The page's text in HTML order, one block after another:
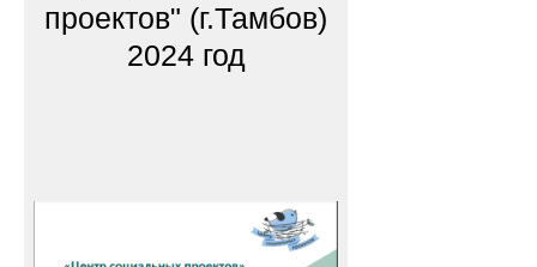
проектов" (г.Тамбов)
2024 год